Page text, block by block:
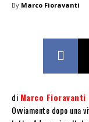
By Marco Fioravanti
di Marco Fioravanti
Ovviamente dopo una